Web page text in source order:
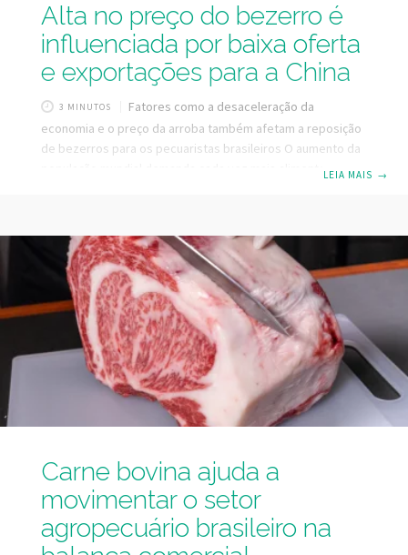
Alta no preço do bezerro é
influenciada por baixa oferta
e exportações para a China
3 MINUTOS
Fatores como a desaceleração da
economia e o preço da arroba também afetam a reposição
de bezerros para os pecuaristas brasileiros O aumento da
população mundial demanda cada vez mais alimentos. Com
rebanho comercial de gado bovino do mundo, sendo
também o maior exportador dessa proteína. Porém, para
manter esse mercado em movimento é preciso
LEIA MAIS →
Carne bovina ajuda a
movimentar o setor
agropecuário brasileiro na